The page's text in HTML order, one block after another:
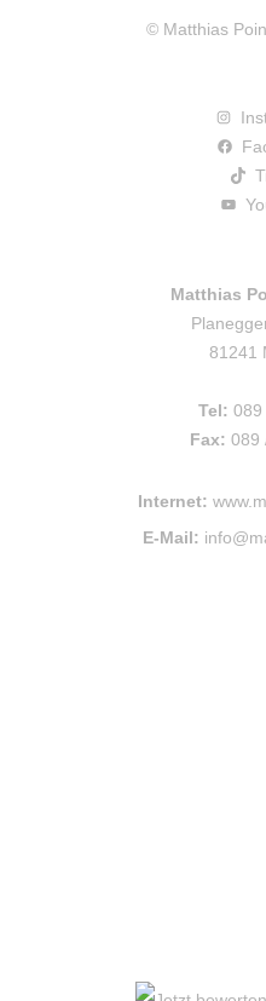
© Matthias
Matthias
81241
Tel: 089
Fax: 089
Internet:
E-Mail: